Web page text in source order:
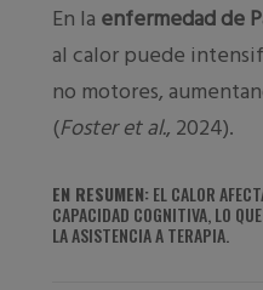
En la enfermedad de
al calor puede
no motores,
(Foster et al., 2024).
EN RESUMEN: EL CALOR
CAPACIDAD COGNITIVA, LO
LA ASISTENCIA A TERAPIA.